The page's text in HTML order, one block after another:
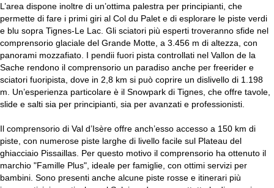
L’area dispone inoltre di un’ottima palestra per principianti, che
permette di fare i primi giri al Col du Palet e di esplorare le piste verdi
e blu sopra Tignes-Le Lac. Gli sciatori più esperti troveranno sfide nel
comprensorio glaciale del Grande Motte, a 3.456 m di altezza, con
panorami mozzafiato. I pendii fuori pista controllati nel Vallon de la
Sache rendono il comprensorio un paradiso anche per freerider e
sciatori fuoripista, dove in 2,8 km si può coprire un dislivello di 1.198
m. Un’esperienza particolare è il Snowpark di Tignes, che offre tavole,
slide e salti sia per principianti, sia per avanzati e professionisti.
Il comprensorio di Val d’Isère offre anch’esso accesso a 150 km di
piste, con numerose piste larghe di livello facile sul Plateau del
ghiacciaio Pissaillas. Per questo motivo il comprensorio ha ottenuto il
marchio "Famille Plus", ideale per famiglie, con ottimi servizi per
bambini. Sono presenti anche alcune piste rosse e itinerari più